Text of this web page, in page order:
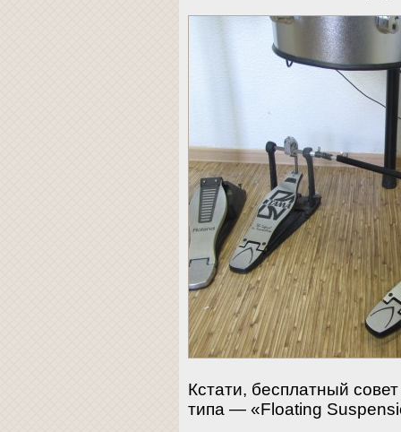
Кстати, бесплатный
типа — «Floating